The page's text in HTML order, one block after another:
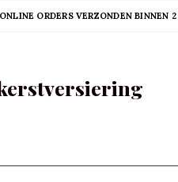
ONLINE ORDERS VERZONDEN BINNEN